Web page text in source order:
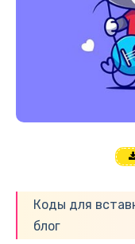
Коды для
блог